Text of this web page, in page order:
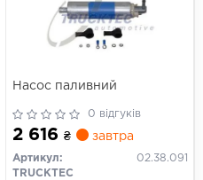
Насос паливний
0 відгуків
2 616 ₴ завтра
Артикул:
02.38.091
TRUCKTEC